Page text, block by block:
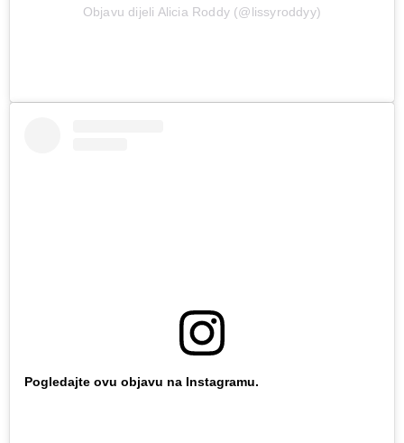
Objavu dijeli Alicia Roddy (@lissyroddyy)
Pogledajte ovu objavu na Instagramu.